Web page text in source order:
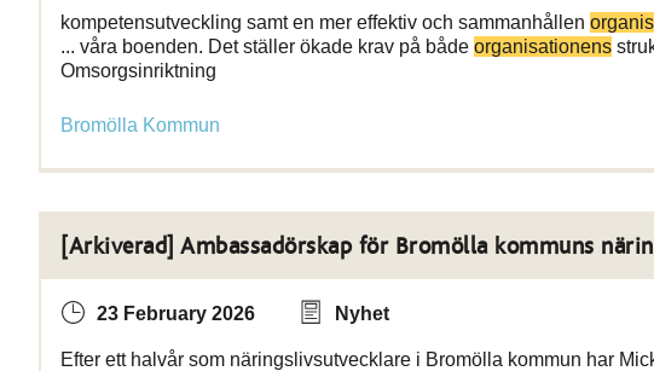
kompetensutveckling samt en mer effektiv och sammanhållen
... våra boenden. Det ställer ökade krav på både organisationens
Omsorgsinriktning
Bromölla Kommun
[Arkiverad] Ambassadörskap för Bromölla kommuns
23 February 2026 Nyhet
Efter ett halvår som näringslivsutvecklare i Bromölla kommun har